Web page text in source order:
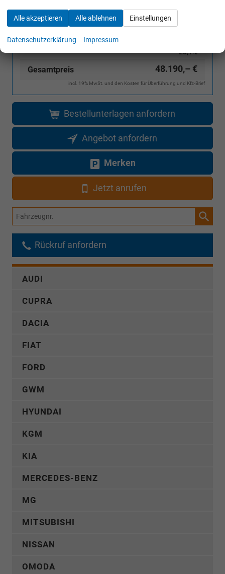
Überführungskosten
67.019,– €
Sie sparen:
28,1%
Gesamtpreis 48.190,– €
incl. 19% MwSt. und den Kosten für Überführung und Kfz-Brief
Bestellunterlagen anfordern
Angebot anfordern
Merken
Jetzt anrufen
Fahrzeugnr.
Rückruf anfordern
AUDI
CUPRA
DACIA
FIAT
FORD
GWM
HYUNDAI
KGM
KIA
MERCEDES-BENZ
MG
MITSUBISHI
NISSAN
OMODA
Alle akzeptieren Alle ablehnen Einstellungen
Datenschutzerklärung Impressum